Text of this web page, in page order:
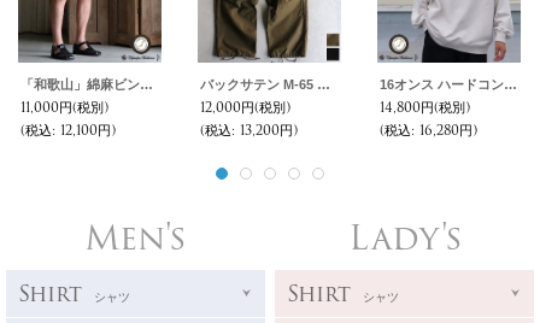
「和歌山」綿麻ビンテージソフトキャンバス ガーデニングカーゴ イージーショーツ【MADE IN JAPAN】『日本製』 / Upscape Audience
11,000円(税別)
(税込: 12,100円)
バックサテン M-65 US ARMY カーゴ イージーパンツ /Audience
12,000円(税別)
(税込: 13,200円)
16オンス ハードコンパクト ヘビー裏毛 ラグラン XL ガゼットプルパーカー【MADE IN JAPAN】【送料無料】『日本製』 / Upscape Audience
14,800円(税別)
(税込: 16,280円)
Men's
Shirt シャツ
Lady's
Shirt シャツ